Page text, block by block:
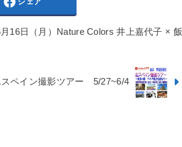
16日（月）Nature Colors 井上嘉代子 × 飯
ペイン撮影ツアー 5/27~6/4